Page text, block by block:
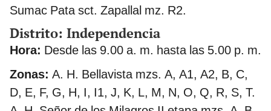
Sumac Pata sct. Zapallal mz. R2.
Distrito: Independencia
Hora: Desde las 9.00 a. m. hasta las 5.00 p. m.
Zonas: A. H. Bellavista mzs. A, A1, A2, B, C,
D, E, F, G, H, I, I1, J, K, L, M, N, O, Q, R, S, T.